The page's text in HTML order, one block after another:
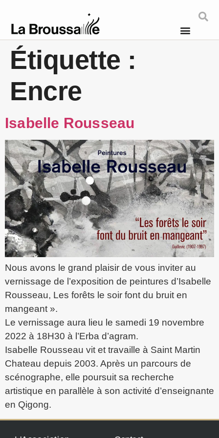
Étiquette :
Encre
Isabelle Rousseau
Nous avons le grand plaisir de vous inviter au
vernissage de l’exposition de peintures d’Isabelle
Rousseau, Les forêts le soir font du bruit en
mangeant ».
Le vernissage aura lieu le samedi 19 novembre
2022 à 18H30 à l’Erba d’agram.
Isabelle Rousseau vit et travaille à Saint Martin
Chateau depuis 2003. Après un parcours de
scénographe, elle poursuit sa recherche
artistique en parallèle à son activité d’enseignante
en Qigong.